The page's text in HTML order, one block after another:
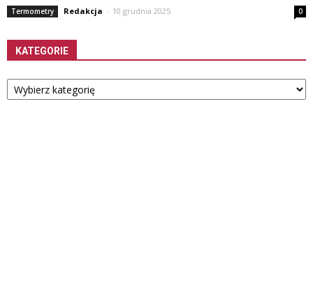
Termometry Redakcja - 10 grudnia 2025 0
KATEGORIE
Kategorie